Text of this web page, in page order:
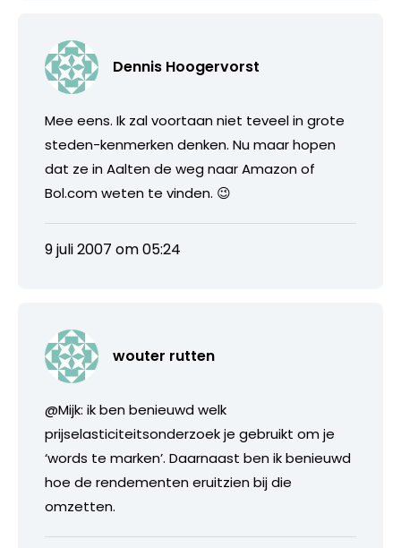
Dennis Hoogervorst
Mee eens. Ik zal voortaan niet teveel in grote
steden-kenmerken denken. Nu maar hopen
dat ze in Aalten de weg naar Amazon of
Bol.com weten te vinden. 😉
9 juli 2007 om 05:24
wouter rutten
@Mijk: ik ben benieuwd welk
prijselasticiteitsonderzoek je gebruikt om je
‘words te marken’. Daarnaast ben ik benieuwd
hoe de rendementen eruitzien bij die
omzetten.